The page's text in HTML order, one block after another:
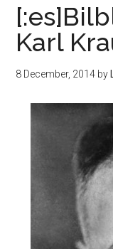
Karl
8 December, 2014 by